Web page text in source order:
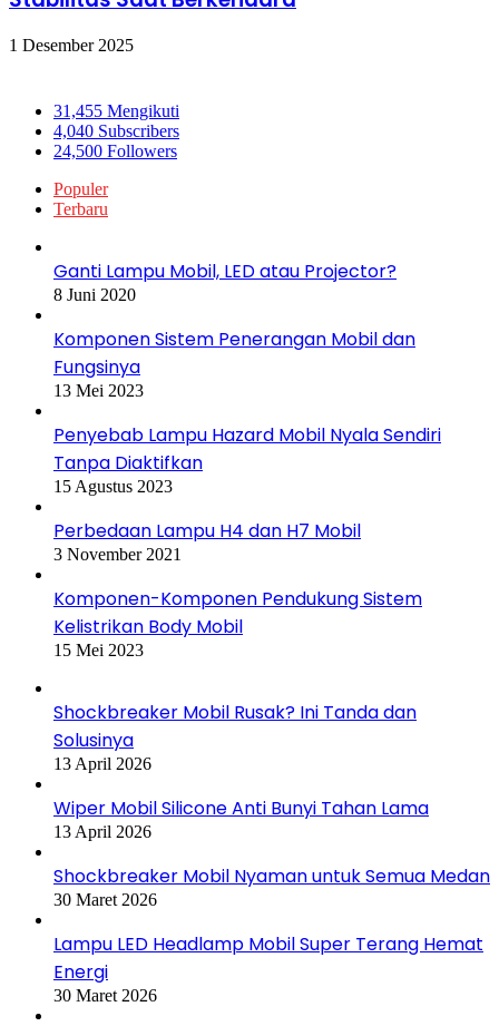
1 Desember 2025
31,455 Mengikuti
4,040 Subscribers
24,500 Followers
Populer
Terbaru
Ganti Lampu Mobil, LED atau Projector?
8 Juni 2020
Komponen Sistem Penerangan Mobil dan
Fungsinya
13 Mei 2023
Penyebab Lampu Hazard Mobil Nyala Sendiri
Tanpa Diaktifkan
15 Agustus 2023
Perbedaan Lampu H4 dan H7 Mobil
3 November 2021
Komponen-Komponen Pendukung Sistem
Kelistrikan Body Mobil
15 Mei 2023
Shockbreaker Mobil Rusak? Ini Tanda dan
Solusinya
13 April 2026
Wiper Mobil Silicone Anti Bunyi Tahan Lama
13 April 2026
Shockbreaker Mobil Nyaman untuk Semua Medan
30 Maret 2026
Lampu LED Headlamp Mobil Super Terang Hemat
Energi
30 Maret 2026